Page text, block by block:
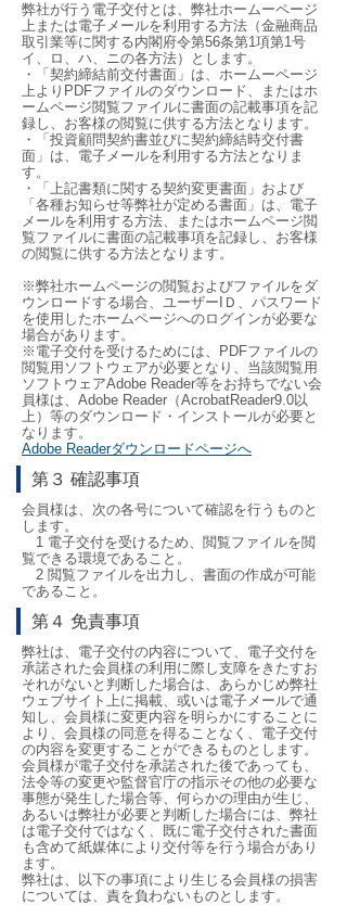
弊社が行う電子交付とは、弊社ホームーページ
上または電子メールを利用する方法（金融商品
取引業等に関する内閣府令第56条第1項第1号
イ、ロ、ハ、ニの各方法）とします。
・「契約締結前交付書面」は、ホームーページ
上よりPDFファイルのダウンロード、またはホ
ームページ閲覧ファイルに書面の記載事項を記
録し、お客様の閲覧に供する方法となります。
・「投資顧問契約書並びに契約締結時交付書
面」は、電子メールを利用する方法となりま
す。
・「上記書類に関する契約変更書面」および
「各種お知らせ等弊社が定める書面」は、電子
メールを利用する方法、またはホームページ閲
覧ファイルに書面の記載事項を記録し、お客様
の閲覧に供する方法となります。
※弊社ホームページの閲覧およびファイルをダ
ウンロードする場合、ユーザーIＤ、パスワード
を使用したホームページへのログインが必要な
場合があります。
※電子交付を受けるためには、PDFファイルの
閲覧用ソフトウェアが必要となり、当該閲覧用
ソフトウェアAdobe Reader等をお持ちでない会
員様は、Adobe Reader（AcrobatReader9.0以
上）等のダウンロード・インストールが必要と
なります。
Adobe Readerダウンロードページへ
第３ 確認事項
会員様は、次の各号について確認を行うものと
します。
1 電子交付を受けるため、閲覧ファイルを閲
覧できる環境であること。
2 閲覧ファイルを出力し、書面の作成が可能
であること。
第４ 免責事項
弊社は、電子交付の内容について、電子交付を
承諾された会員様の利用に際し支障をきたすお
それがないと判断した場合は、あらかじめ弊社
ウェブサイト上に掲載、或いは電子メールで通
知し、会員様に変更内容を明らかにすることに
より、会員様の同意を得ることなく、電子交付
の内容を変更することができるものとします。
会員様が電子交付を承諾された後であっても、
法令等の変更や監督官庁の指示その他の必要な
事態が発生した場合等、何らかの理由が生じ、
あるいは弊社が必要と判断した場合には、弊社
は電子交付ではなく、既に電子交付された書面
も含めて紙媒体により交付等を行う場合があり
ます。
弊社は、以下の事項により生じる会員様の損害
については、責を負わないものとします。